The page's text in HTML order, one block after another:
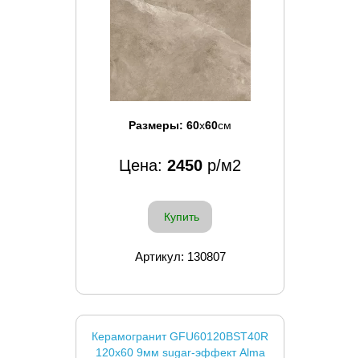
Размеры: 60x60см
Цена: 2450 р/м2
Купить
Артикул: 130807
Керамогранит GFU60120BST40R
120x60 9мм sugar-эффект Alma